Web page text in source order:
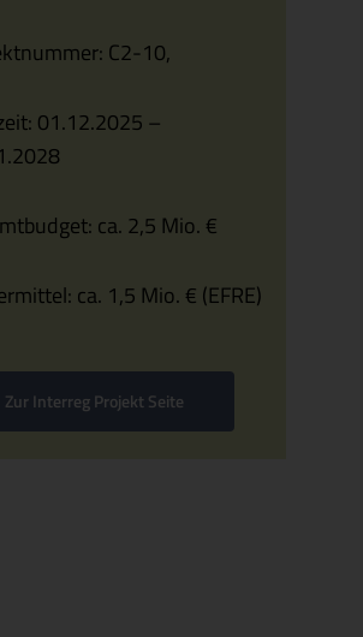
C2-10,
01.12.2025 –
ca. 2,5 Mio. €
ca. 1,5 Mio. € (EFRE)
Zur Interreg Projekt Seite